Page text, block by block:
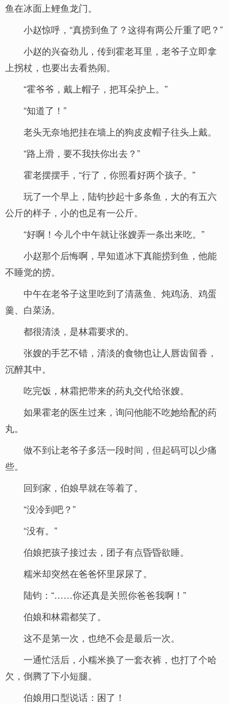
鱼在冰面上鲤鱼龙门。
小赵惊呼，“真捞到鱼了？这得有两公斤重了吧？”
小赵的兴奋劲儿，传到霍老耳里，老爷子立即拿
上拐杖，也要出去看热闹。
“霍爷爷，戴上帽子，把耳朵护上。”
“知道了！”
老头无奈地把挂在墙上的狗皮皮帽子往头上戴。
“路上滑，要不我扶你出去？”
霍老摆摆手，“行了，你照看好两个孩子。”
玩了一个早上，陆钧抄起十多条鱼，大的有五六
公斤的样子，小的也足有一公斤。
“好啊！今儿个中午就让张嫂弄一条出来吃。”
小赵那个后悔啊，早知道冰下真能捞到鱼，他能
不睡觉的捞。
中午在老爷子这里吃到了清蒸鱼、炖鸡汤、鸡蛋
羹、白菜汤。
都很清淡，是林霜要求的。
张嫂的手艺不错，清淡的食物也让人唇齿留香，
沉醉其中。
吃完饭，林霜把带来的药丸交代给张嫂。
如果霍老的医生过来，询问他能不吃她给配的药
丸。
做不到让老爷子多活一段时间，但起码可以少痛
些。
回到家，伯娘早就在等着了。
“没冷到吧？”
“没有。”
伯娘把孩子接过去，团子有点昏昏欲睡。
糯米却突然在爸爸怀里尿尿了。
陆钧：“……你还真是关照你爸爸我啊！”
伯娘和林霜都笑了。
这不是第一次，也绝不会是最后一次。
一通忙活后，小糯米换了一套衣裤，也打了个哈
欠，倒腾了下小短腿。
伯娘用口型说话：困了！